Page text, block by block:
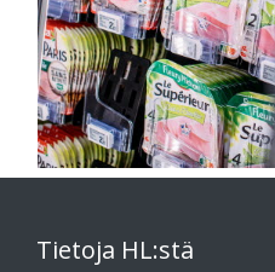
Tietoja HL:stä